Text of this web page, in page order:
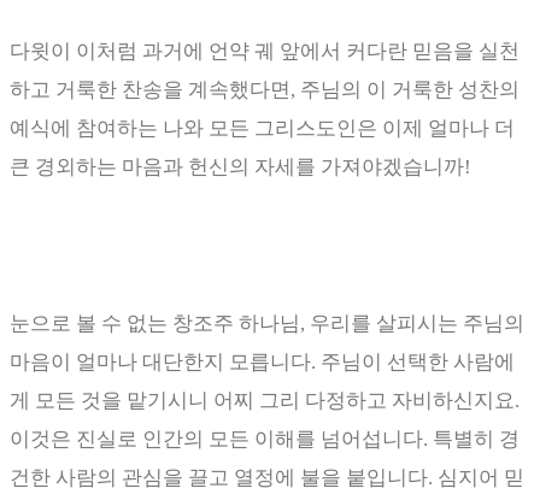
다윗이 이처럼 과거에 언약 궤 앞에서 커다란 믿음을 실천
하고 거룩한 찬송을 계속했다면 , 주님의 이 거룩한 성찬의
예식에 참여하는 나와 모든 그리스도인은 이제 얼마나 더
큰 경외하는 마음과 헌신의 자세를 가져야겠습니까!
눈으로 볼 수 없는 창조주 하나님, 우리를 살피시는 주님의
마음이 얼마나 대단한지 모릅니다. 주님이 선택한 사람에
게 모든 것을 맡기시니 어찌 그리 다정하고 자비하신지요.
이것은 진실로 인간의 모든 이해를 넘어섭니다. 특별히 경
건한 사람의 관심을 끌고 열정에 불을 붙입니다. 심지어 믿